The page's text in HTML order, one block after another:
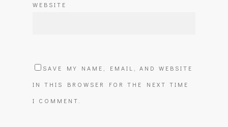
WEBSITE
SAVE MY NAME, EMAIL, AND WEBSITE
IN THIS BROWSER FOR THE NEXT TIME
I COMMENT.